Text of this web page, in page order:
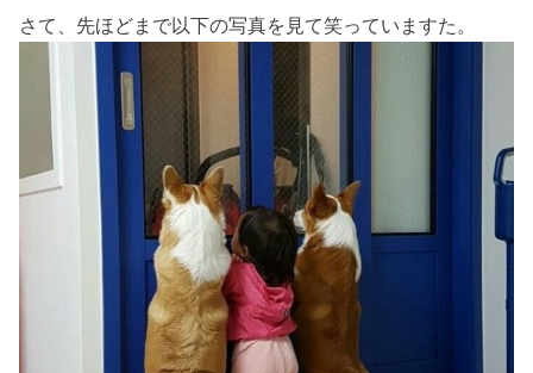
さて、先ほどまで以下の写真を見て笑っていますた。